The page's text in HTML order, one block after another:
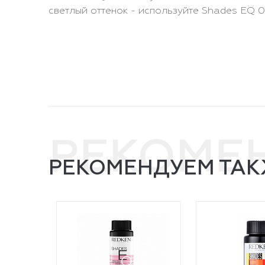
светлый оттенок - используйте Shades EQ
РЕКОМЕНДУЕМ